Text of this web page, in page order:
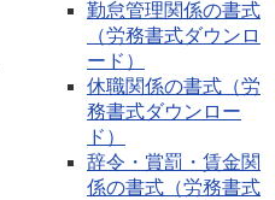
勤怠管理関係の書式
（労務書式ダウンロ
ード）
休職関係の書式（労
務書式ダウンロー
ド）
辞令・賞罰・賃金関
係の書式（労務書式